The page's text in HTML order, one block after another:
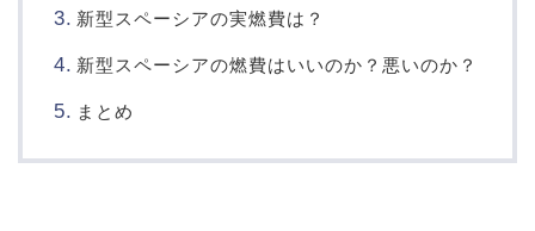
新型スペーシアの実燃費は？
新型スペーシアの燃費はいいのか？悪いのか？
まとめ